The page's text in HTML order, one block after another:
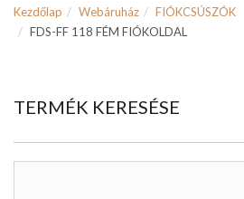
Kezdőlap Webáruház
FIÓKCSÚSZÓK
FDS-FF 118 FÉM FIÓKOLDAL
TERMÉK KERESÉSE